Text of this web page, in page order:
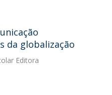
da globalização
Editora